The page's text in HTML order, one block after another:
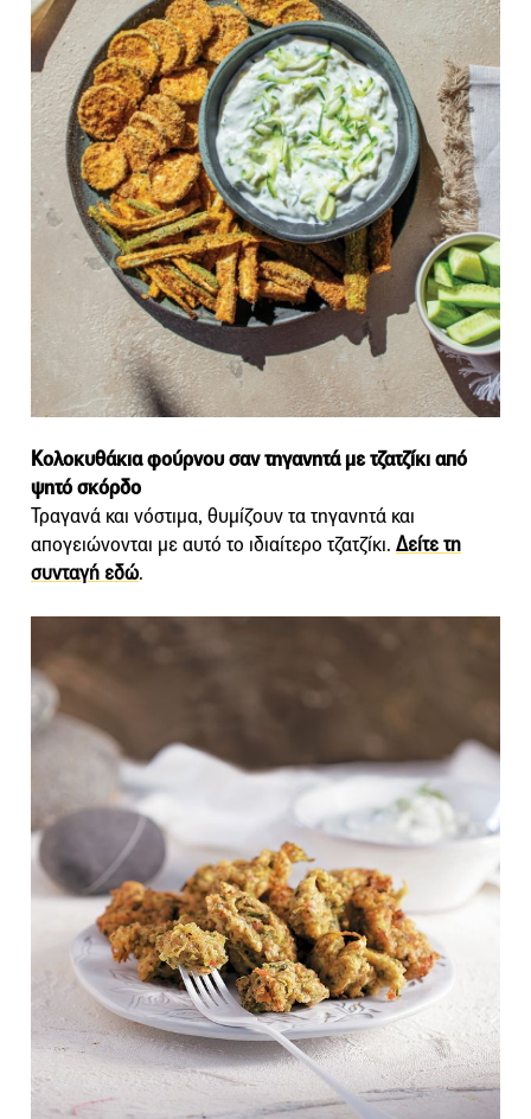
Κολοκυθάκια φούρνου σαν τηγανητά με τζατζίκι από
ψητό σκόρδο
Τραγανά και νόστιμα, θυμίζουν τα τηγανητά και
απογειώνονται με αυτό το ιδιαίτερο τζατζίκι. Δείτε τη
συνταγή εδώ.